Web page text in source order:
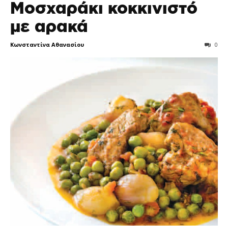
Μοσχαράκι κοκκινιστό
με αρακά
Κωνσταντίνα Αθανασίου 0